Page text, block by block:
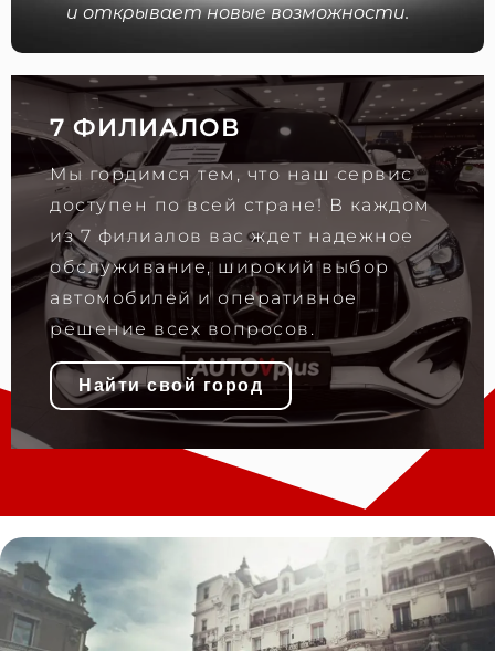
и открывает новые возможности.
7 ФИЛИАЛОВ
Мы гордимся тем, что наш сервис
доступен по всей стране! В каждом
из 7 филиалов вас ждет надежное
обслуживание, широкий выбор
автомобилей и оперативное
решение всех вопросов.
Найти свой город